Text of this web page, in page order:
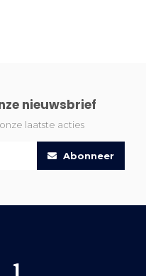
nieuwsbrief
laatste acties
Abonneer